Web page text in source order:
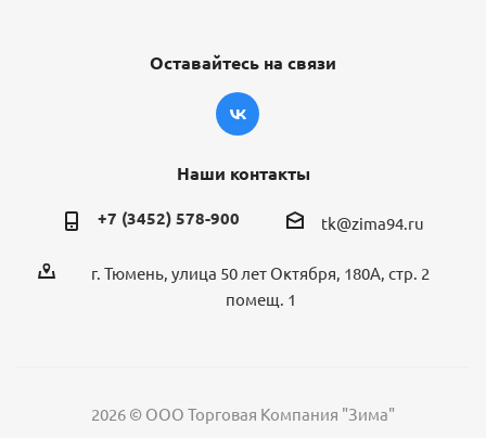
Оставайтесь на связи
Наши контакты
+7 (3452) 578-900 tk@zima94.ru
г. Тюмень, улица 50 лет Октября, 180А, стр. 2
помещ. 1
2026 © ООО Торговая Компания "Зима"